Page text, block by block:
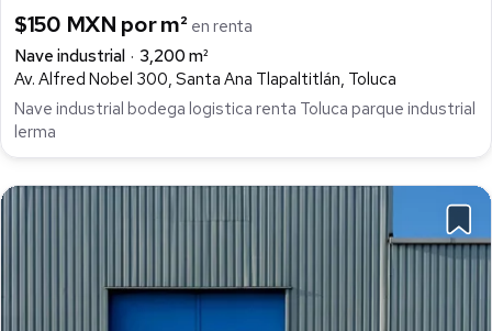
$150 MXN por m² en renta
Nave industrial
3,200 m²
Av. Alfred Nobel 300, Santa Ana Tlapaltitlán, Toluca
Nave industrial bodega logistica renta Toluca parque industrial
lerma